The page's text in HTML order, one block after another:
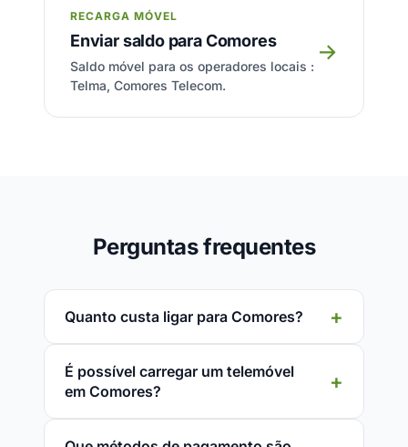
RECARGA MÓVEL
Enviar saldo para Comores
Saldo móvel para os operadores locais :
Telma, Comores Telecom.
→
Perguntas frequentes
Quanto custa ligar para Comores?
É possível carregar um telemóvel
em Comores?